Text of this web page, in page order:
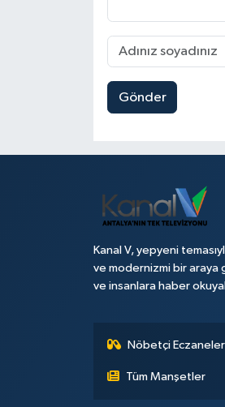
Gönder
Kanal V, yepyeni
ve modernizmi bir araya
ve insanlara haber
Nöbetçi Eczaneler
Tüm Manşetler